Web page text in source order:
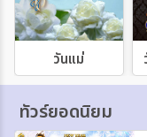
วันแม่
ทัวร์ยอดนิยม